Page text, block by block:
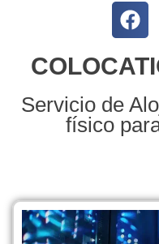
Servicio de
físico